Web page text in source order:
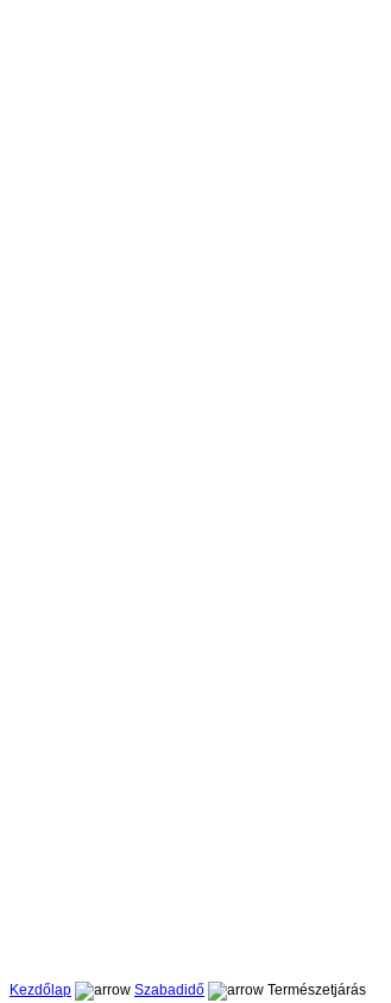
Kezdőlap
Szabadidő
Természetjárás